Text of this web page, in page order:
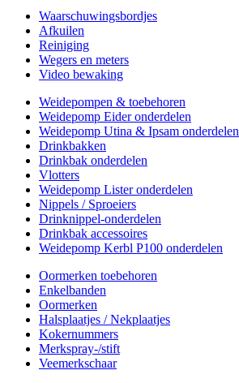
Waarschuwingsbordjes
Afkuilen
Reiniging
Wegers en meters
Video bewaking
Weidepompen & toebehoren
Weidepomp Eider onderdelen
Weidepomp Utina & Ipsam onderdelen
Drinkbakken
Drinkbak onderdelen
Vlotters
Weidepomp Lister onderdelen
Nippels / Sproeiers
Drinknippel-onderdelen
Drinkbak accessoires
Weidepomp Kerbl P100 onderdelen
Oormerken toebehoren
Enkelbanden
Oormerken
Halsplaatjes / Nekplaatjes
Kokernummers
Merkspray-/stift
Veemerkschaar